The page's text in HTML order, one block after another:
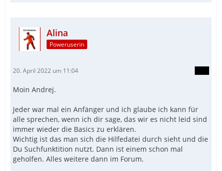
Alina
Poweruserin
20. April 2022 um 11:04
Moin Andrej.
Jeder war mal ein Anfänger und ich glaube ich kann für
alle sprechen, wenn ich dir sage, das wir es nicht leid sind
immer wieder die Basics zu erklären.
Wichtig ist das man sich die Hilfedatei durch sieht und die
Du Suchfunktition nutzt. Dann ist einem schon mal
geholfen. Alles weitere dann im Forum.